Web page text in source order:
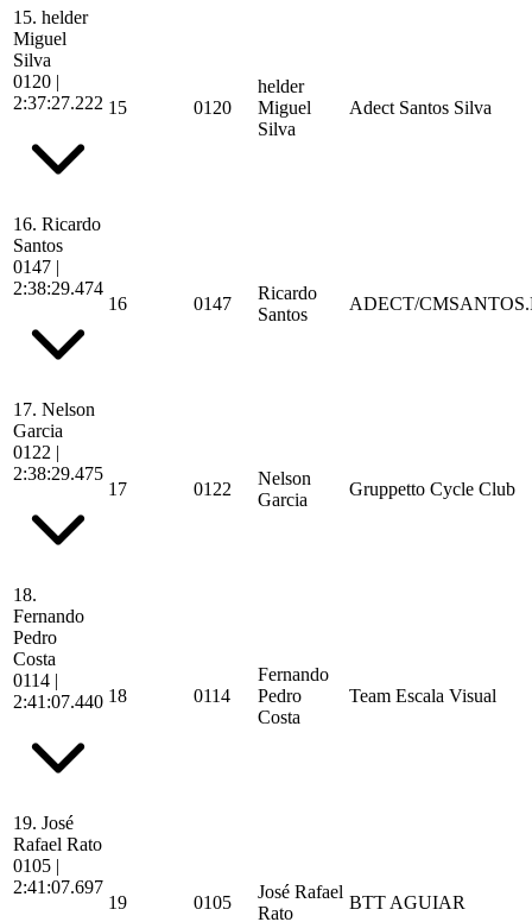
15. helder
Miguel
Silva
0120 |
2:37:27.222 15 0120
helder
Miguel
Silva
Adect Santos Silva
16. Ricardo
Santos
0147 |
2:38:29.474
16 0147
Ricardo
Santos
ADECT/
17. Nelson
Garcia
0122 |
2:38:29.475
17 0122
Nelson
Garcia
Gruppetto Cycle Club
18.
Fernando
Pedro
Costa
0114 |
2:41:07.440 18 0114
Fernando
Pedro
Costa
Team Escala Visual
19. José
Rafael Rato
0105 |
2:41:07.697
19 0105
José Rafael
Rato
BTT AGUIAR